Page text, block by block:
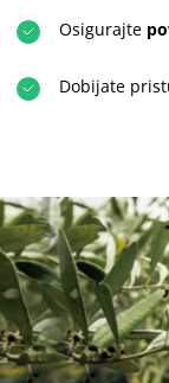
Osigurajte
Dobijate